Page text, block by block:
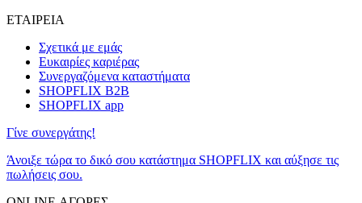
ΕΤΑΙΡΕΙΑ
Σχετικά με εμάς
Ευκαιρίες καριέρας
Συνεργαζόμενα καταστήματα
SHOPFLIX B2B
SHOPFLIX app
Γίνε συνεργάτης!
Άνοιξε τώρα το δικό σου κατάστημα SHOPFLIX και αύξησε τις
πωλήσεις σου.